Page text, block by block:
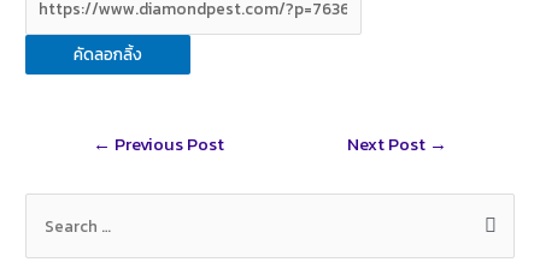
o
k
t
e
h
a
a
i
h
a
คัดลอกลิ้ง
← Previous Post Next Post →